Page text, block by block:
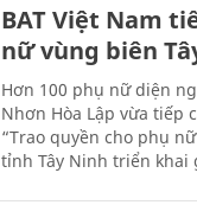
BAT Việt Nam
nữ vùng biên
Hơn 100 phụ nữ diện
Nhơn Hòa Lập vừa tiếp
“Trao quyền cho phụ
tỉnh Tây Ninh triển khai